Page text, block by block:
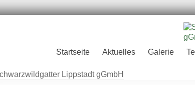
Schwarzwildgatter
Lippstadt gGmbH
Startseite Aktuelles Galerie